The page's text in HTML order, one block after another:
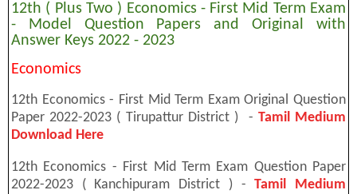
12th ( Plus Two ) Economics - First Mid Term Exam
- Model Question Papers and Original with
Answer Keys 2022 - 2023
Economics
12th Economics - First Mid Term Exam Original Question
Paper 2022-2023 ( Tirupattur District ) - Tamil Medium
Download Here
12th Economics - First Mid Term Exam Question Paper
2022-2023 ( Kanchipuram District ) -Tamil Medium